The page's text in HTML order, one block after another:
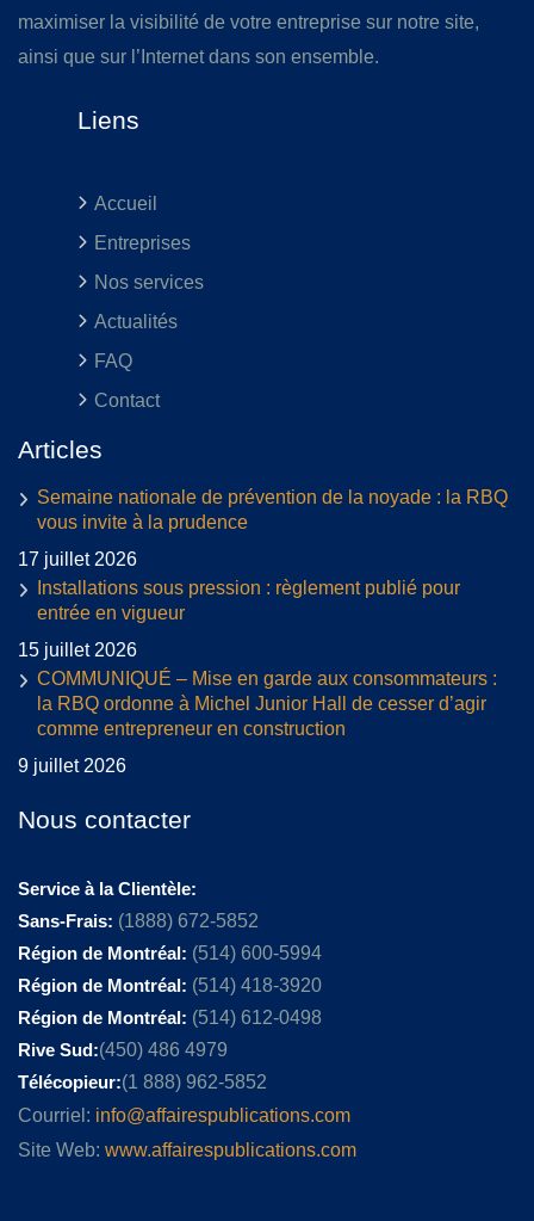
maximiser la visibilité de votre entreprise sur notre site,
ainsi que sur l’Internet dans son ensemble.
Liens
Accueil
Entreprises
Nos services
Actualités
FAQ
Contact
Articles
Semaine nationale de prévention de la noyade : la RBQ
vous invite à la prudence
17 juillet 2026
Installations sous pression : règlement publié pour
entrée en vigueur
15 juillet 2026
COMMUNIQUÉ – Mise en garde aux consommateurs :
la RBQ ordonne à Michel Junior Hall de cesser d’agir
comme entrepreneur en construction
9 juillet 2026
Nous contacter
Service à la Clientèle:
Sans-Frais: (1888) 672-5852
Région de Montréal: (514) 600-5994
Région de Montréal: (514) 418-3920
Région de Montréal: (514) 612-0498
Rive Sud:(450) 486 4979
Télécopieur:(1 888) 962-5852
Courriel: info@affairespublications.com
Site Web: www.affairespublications.com